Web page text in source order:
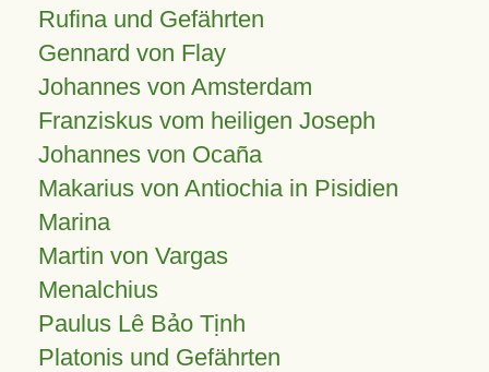
Rufina und Gefährten
Gennard von Flay
Johannes von Amsterdam
Franziskus vom heiligen Joseph
Johannes von Ocaña
Makarius von Antiochia in Pisidien
Marina
Martin von Vargas
Menalchius
Paulus Lê Bảo Tịnh
Platonis und Gefährten